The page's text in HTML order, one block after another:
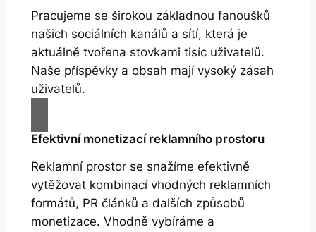
Pracujeme se širokou základnou fanoušků
našich sociálních kanálů a sítí, která je
aktuálně tvořena stovkami tisíc uživatelů.
Naše příspěvky a obsah mají vysoký zásah
uživatelů.
Efektivní monetizací reklamního prostoru
Reklamní prostor se snažíme efektivně
vytěžovat kombinací vhodných reklamních
formátů, PR článků a dalších způsobů
monetizace. Vhodně vybíráme a